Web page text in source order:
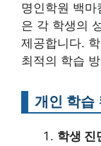
명인학원 백마
은 각 학생의
제공합니다.
최적의 학습
개인 학습
학생 진